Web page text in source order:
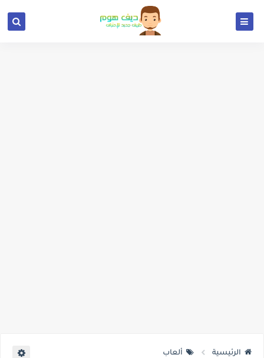
الرئيسية ألعاب